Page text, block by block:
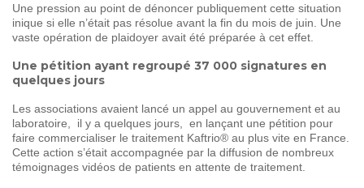
Une pression au point de dénoncer publiquement cette situation
inique si elle n’était pas résolue avant la fin du mois de juin. Une
vaste opération de plaidoyer avait été préparée à cet effet.
Une pétition ayant regroupé 37 000 signatures en
quelques jours
Les associations avaient lancé un appel au gouvernement et au
laboratoire, il y a quelques jours, en lançant une pétition pour
faire commercialiser le traitement Kaftrio® au plus vite en France.
Cette action s’était accompagnée par la diffusion de nombreux
témoignages vidéos de patients en attente de traitement.